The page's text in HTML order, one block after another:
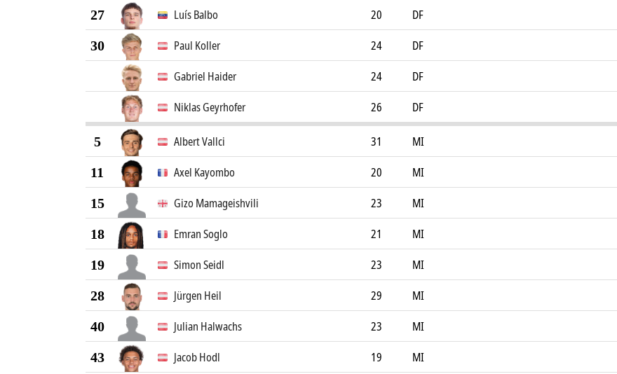
27
Luís Balbo 20
DF
30
Paul Koller 24
DF
Gabriel Haider
24
DF
Niklas Geyrhofer
26 DF
5 Albert Vallci 31
MI
11
Axel Kayombo 20
MI
15
Gizo Mamageishvili 23
MI
18
Emran Soglo 21
MI
19
Simon Seidl 23
MI
28
Jürgen Heil 29
MI
40
Julian Halwachs 23
MI
43
Jacob Hodl 19
MI